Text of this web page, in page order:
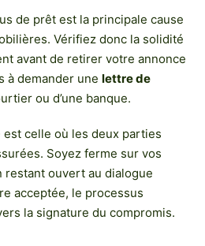
de prêt est la principale cause
Vérifiez donc la solidité
avant de retirer votre annonce
à demander une lettre de
ou d’une banque.
celle où les deux parties
Soyez ferme sur vos
ouvert au dialogue
acceptée, le processus
la signature du compromis.